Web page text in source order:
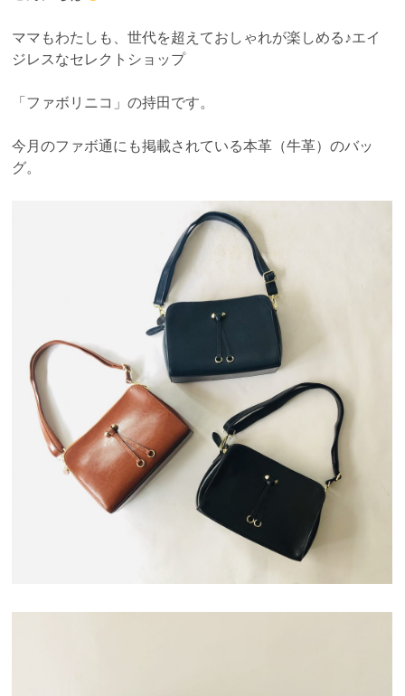
ママもわたしも、世代を超えておしゃれが楽しめる♪エイ
ジレスなセレクトショップ
「ファボリニコ」の持田です。
今月のファボ通にも掲載されている本革（牛革）のバッ
グ。